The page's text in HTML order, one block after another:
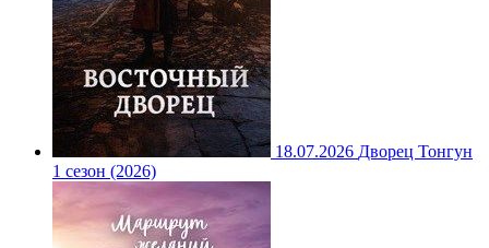
18.07.2026 Дворец Тонгун
1 сезон (2026)